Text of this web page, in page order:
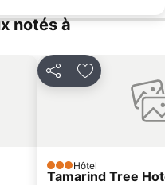
notés à
PartagerAjouter à
3 Étoiles
Hôtel
Tamarind Tree